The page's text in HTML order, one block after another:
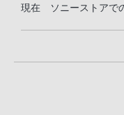
現在 ソニーストアで